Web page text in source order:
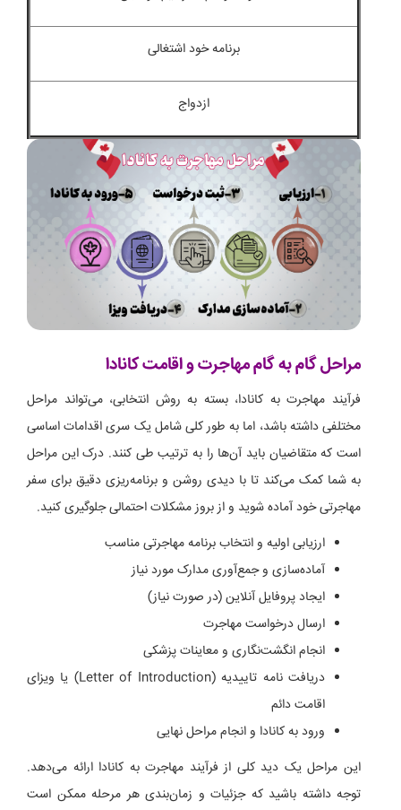
برنامه خود اشتغالی
ازدواج
مراحل گام به گام مهاجرت و اقامت کانادا
فرآیند مهاجرت به کانادا، بسته به روش انتخابی، می‌تواند مراحل
مختلفی داشته باشد، اما به طور کلی شامل یک سری اقدامات اساسی
است که متقاضیان باید آن‌ها را به ترتیب طی کنند. درک این مراحل
به شما کمک می‌کند تا با دیدی روشن و برنامه‌ریزی دقیق برای سفر
مهاجرتی خود آماده شوید و از بروز مشکلات احتمالی جلوگیری کنید.
ارزیابی اولیه و انتخاب برنامه مهاجرتی مناسب
آماده‌سازی و جمع‌آوری مدارک مورد نیاز
ایجاد پروفایل آنلاین (در صورت نیاز)
ارسال درخواست مهاجرت
انجام انگشت‌نگاری و معاینات پزشکی
دریافت نامه تاییدیه (Letter of Introduction) یا ویزای
اقامت دائم
ورود به کانادا و انجام مراحل نهایی
این مراحل یک دید کلی از فرآیند مهاجرت به کانادا ارائه می‌دهد.
توجه داشته باشید که جزئیات و زمان‌بندی هر مرحله ممکن است